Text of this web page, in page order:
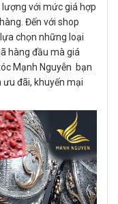
với mức giá hợp
Đến với shop
chọn những loại
hàng đầu mà giá
Mạnh Nguyễn bạn
đãi, khuyến mại